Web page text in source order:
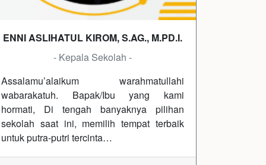
ENNI ASLIHATUL KIROM, S.AG., M.PD.I.
- Kepala Sekolah -
Assalamu’alaikum warahmatullahi
wabarakatuh. Bapak/Ibu yang kami
hormati, Di tengah banyaknya pilihan
sekolah saat ini, memilih tempat terbaik
untuk putra-putri tercinta…